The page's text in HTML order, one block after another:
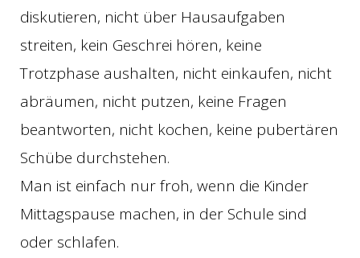
diskutieren, nicht über Hausaufgaben
streiten, kein Geschrei hören, keine
Trotzphase aushalten, nicht einkaufen, nicht
abräumen, nicht putzen, keine Fragen
beantworten, nicht kochen, keine pubertären
Schübe durchstehen.
Man ist einfach nur froh, wenn die Kinder
Mittagspause machen, in der Schule sind
oder schlafen.